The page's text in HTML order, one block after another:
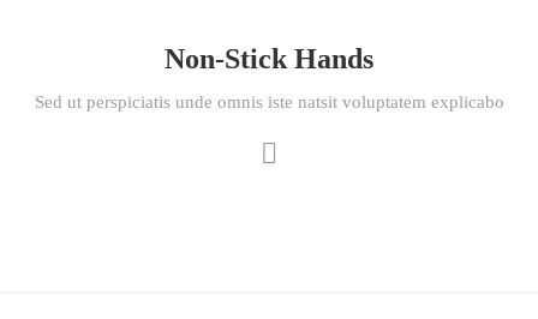
Non-Stick Hands
Sed ut perspiciatis unde omnis iste natsit voluptatem explicabo